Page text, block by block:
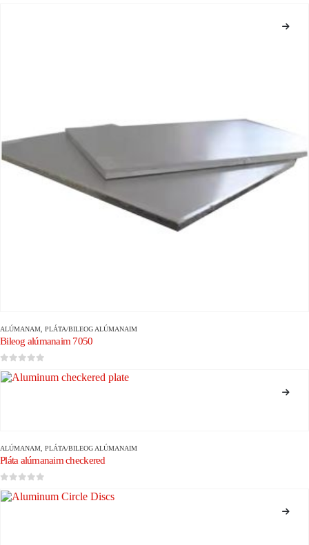
ALÚMANAM PLÁTA/BILEOG ALÚMANAIM
Bileog alúmanaim 7050
ALÚMANAM PLÁTA/BILEOG ALÚMANAIM
Pláta alúmanaim checkered